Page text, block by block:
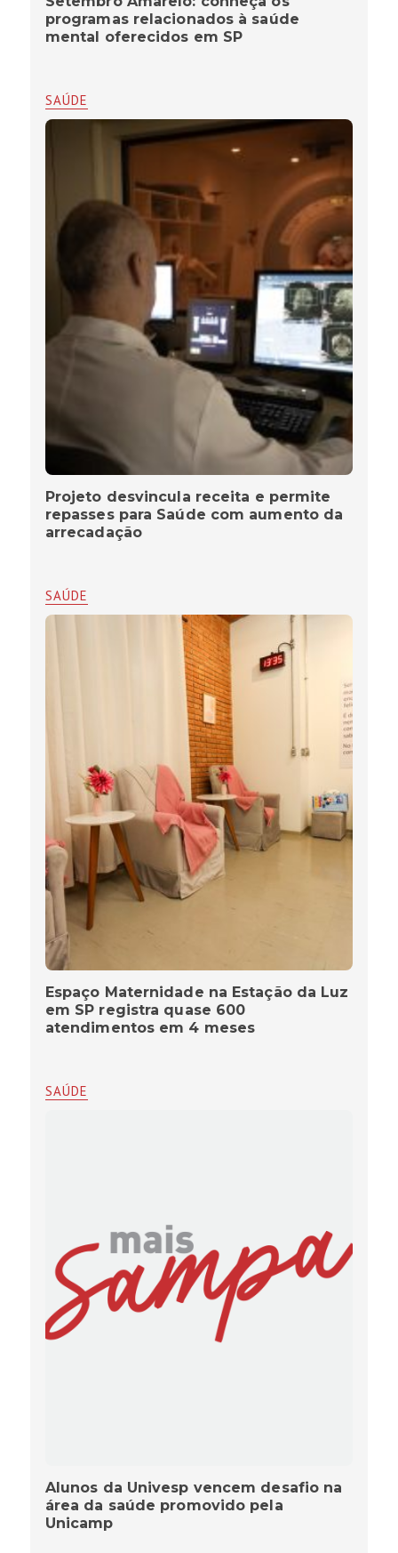
programas relacionados à saúde
mental oferecidos em SP
SAÚDE
Projeto desvincula receita e permite
repasses para Saúde com aumento da
arrecadação
SAÚDE
Espaço Maternidade na Estação da Luz
em SP registra quase 600
atendimentos em 4 meses
SAÚDE
Alunos da Univesp vencem desafio na
área da saúde promovido pela
Unicamp